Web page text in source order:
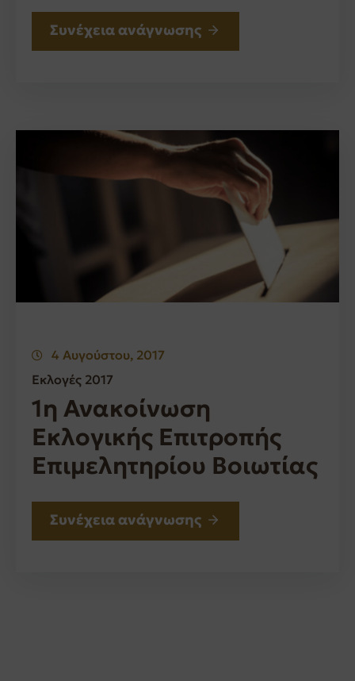
Συνέχεια ανάγνωσης
4 Αυγούστου, 2017
Εκλογές 2017
1η Ανακοίνωση
Εκλογικής Επιτροπής
Επιμελητηρίου Βοιωτίας
Συνέχεια ανάγνωσης